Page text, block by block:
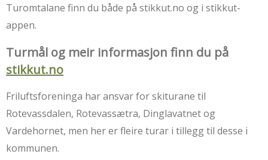
Turomtalane finn du både på stikkut.no og i stikkut-
appen.
Turmål og meir informasjon finn du på
stikkut.no
Friluftsforeninga har ansvar for skiturane til
Rotevassdalen, Rotevassætra, Dinglavatnet og
Vardehornet, men her er fleire turar i tillegg til desse i
kommunen.